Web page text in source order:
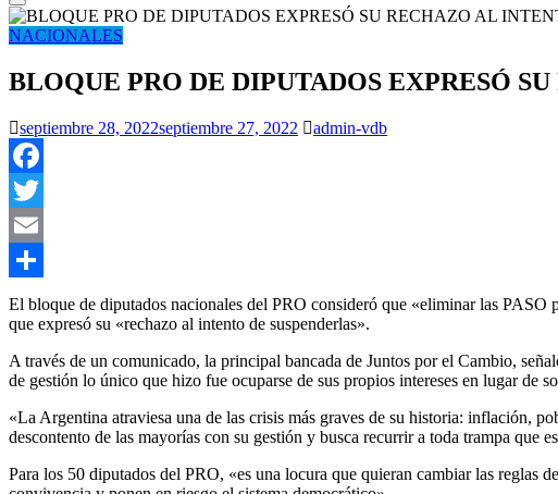
NACIONALES
BLOQUE PRO DE DIPUTADOS EXPRESÓ
septiembre 28, 2022septiembre 27, 2022 admin-vdb
Facebook
Twitter
Email
Compartir
El bloque de diputados nacionales del PRO consideró que «eliminar las PASO
que expresó su «rechazo al intento de suspenderlas».
A través de un comunicado, la principal bancada de Juntos por el Cambio,
de gestión lo único que hizo fue ocuparse de sus propios intereses en lugar de
«La Argentina atraviesa una de las crisis más graves de su historia: inflación,
descontento de las mayorías con su gestión y busca recurrir a toda trampa que
Para los 50 diputados del PRO, «es una locura que quieran cambiar las reglas